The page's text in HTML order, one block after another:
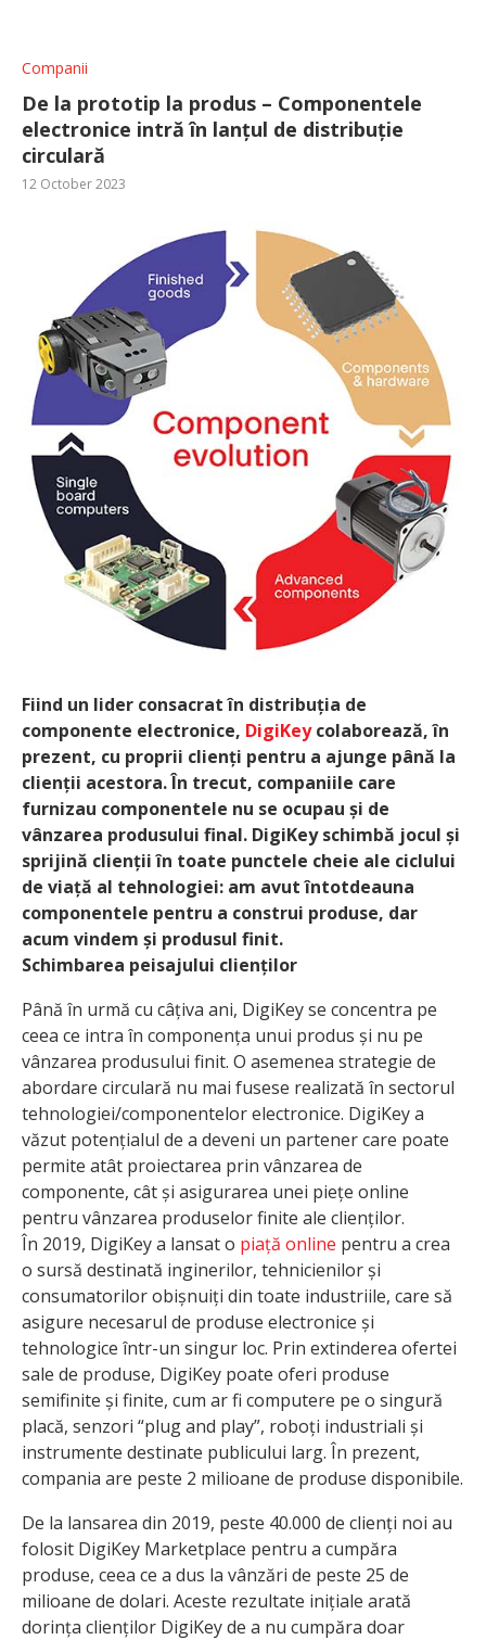
Companii
De la prototip la produs – Componentele
electronice intră în lanțul de distribuție
circulară
12 October 2023
Fiind un lider consacrat în distribuția de
componente electronice, DigiKeycolaborează, în
prezent, cu proprii clienți pentru a ajunge până la
clienții acestora. În trecut, companiile care
furnizau componentele nu se ocupau și de
vânzarea produsului final. DigiKey schimbă jocul și
sprijină clienții în toate punctele cheie ale ciclului
de viață al tehnologiei: am avut întotdeauna
componentele pentru a construi produse, dar
acum vindem și produsul finit.
Schimbarea peisajului clienților
Până în urmă cu câțiva ani, DigiKey se concentra pe
ceea ce intra în componența unui produs și nu pe
vânzarea produsului finit. O asemenea strategie de
abordare circulară nu mai fusese realizată în sectorul
tehnologiei/componentelor electronice. DigiKey a
văzut potențialul de a deveni un partener care poate
permite atât proiectarea prin vânzarea de
componente, cât și asigurarea unei piețe online
pentru vânzarea produselor finite ale clienților.
În 2019, DigiKey a lansat o piață online pentru a crea
o sursă destinată inginerilor, tehnicienilor și
consumatorilor obișnuiți din toate industriile, care să
asigure necesarul de produse electronice și
tehnologice într-un singur loc. Prin extinderea ofertei
sale de produse, DigiKey poate oferi produse
semifinite și finite, cum ar fi computere pe o singură
placă, senzori “plug and play”, roboți industriali și
instrumente destinate publicului larg. În prezent,
compania are peste 2 milioane de produse disponibile.
De la lansarea din 2019, peste 40.000 de clienți noi au
folosit DigiKey Marketplace pentru a cumpăra
produse, ceea ce a dus la vânzări de peste 25 de
milioane de dolari. Aceste rezultate inițiale arată
dorința clienților DigiKey de a nu cumpăra doar